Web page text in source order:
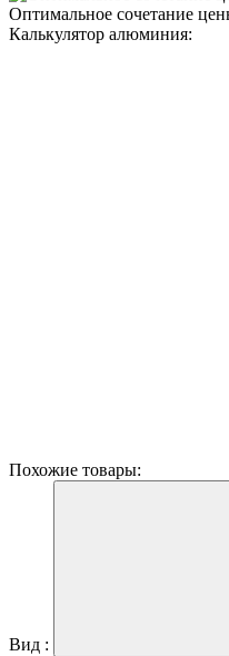
Оптимальное сочетание
Калькулятор алюминия:
Похожие товары:
Вид :